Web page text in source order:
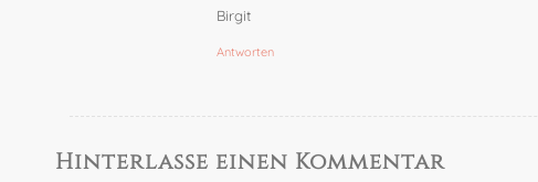
Birgit
Antworten
Hinterlasse einen Kommentar